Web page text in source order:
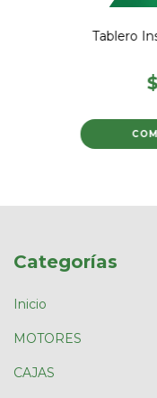
Tablero
Categorías
Inicio
MOTORES
CAJAS